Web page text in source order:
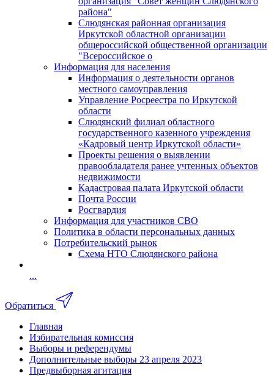
района"
Слюдянская районная организация
Иркутской областной организации
общероссийской общественной организации
"Всероссийское о
Информация для населения
Информация о деятельности органов
местного самоуправления
Управление Росреестра по Иркутской
области
Слюдянский филиал областного
государственного казенного учреждения
«Кадровый центр Иркутской области»
Проекты решения о выявлении
правообладателя ранее учтенных объектов
недвижимости
Кадастровая палата Иркутской области
Почта России
Росгвардия
Информация для участников СВО
Политика в области персональных данных
Потребительский рынок
Схема НТО Слюдянского района
...
Обратиться
Главная
Избирательная комиссия
Выборы и референдумы
Дополнительные выборы 23 апреля 2023
Предвыборная агитация